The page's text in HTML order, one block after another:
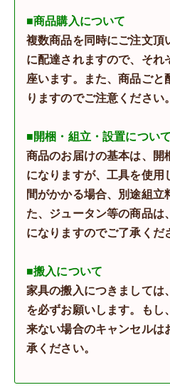
■商品購入について
複数商品を同時にご注文頂
に配達されますので、それ
座います。また、商品ごと
りますのでご注意ください。
■開梱・組立・設置について
商品のお届けの基本は、開
になりますが、工具を使用
間がかかる場合、別途組立
た、ジュータン等の商品は
になりますのでご了承くだ
■搬入について
家具の搬入につきましては
を必ずお願いします。もし
来ない場合のキャンセルは
承ください。